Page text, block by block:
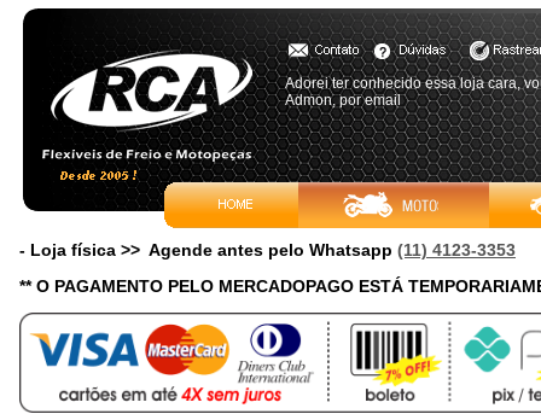
Adorei ter conhecido essa loja cara,
Admon, por email
- Loja física >> Agende antes pelo Whatsapp (11) 4123-3353
** O PAGAMENTO PELO MERCADOPAGO ESTÁ